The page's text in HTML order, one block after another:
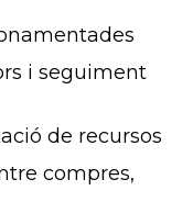
i seguiment
de recursos
compres,